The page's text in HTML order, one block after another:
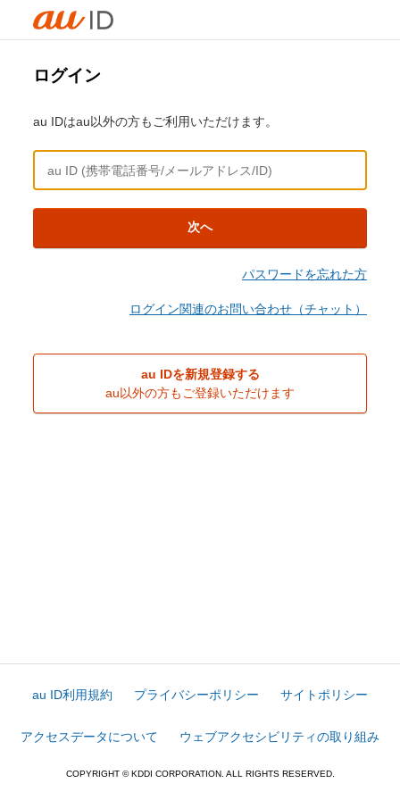
ログイン
au IDはau以外の方もご利用いただけます。
次へ
パスワードを忘れた方
ログイン関連のお問い合わせ（チャット）
au IDを新規登録する
au以外の方もご登録いただけます
au ID利用規約 プライバシーポリシー サイトポリシー
アクセスデータについて ウェブアクセシビリティの取り組み
COPYRIGHT © KDDI CORPORATION. ALL RIGHTS RESERVED.